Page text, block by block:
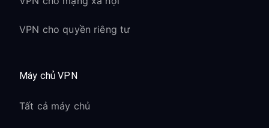
VPN cho quyền riêng tư
Máy chủ VPN
Tất cả máy chủ